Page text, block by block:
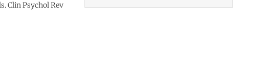
Clin Psychol Rev